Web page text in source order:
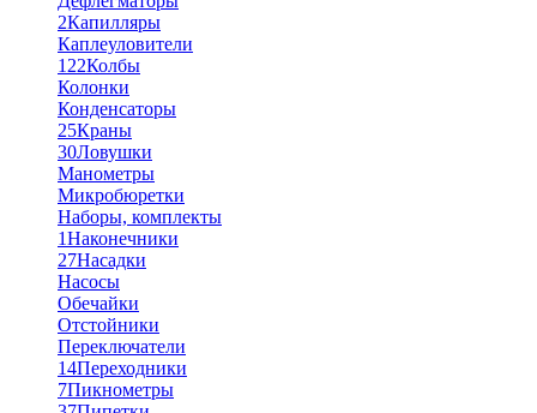
2Капилляры
Каплеуловители
122Колбы
Колонки
Конденсаторы
25Краны
30Ловушки
Манометры
Микробюретки
Наборы, комплекты
1Наконечники
27Насадки
Насосы
Обечайки
Отстойники
Переключатели
14Переходники
7Пикнометры